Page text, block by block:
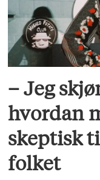
– Jeg
hvordan
skeptisk
folket